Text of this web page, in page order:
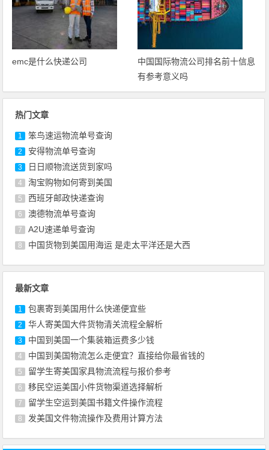
emc是什么快递公司
中国国际物流公司排名前十信息
有参考意义吗
热门文章
1 笨鸟速运物流单号查询
2 安得物流单号查询
3 日日顺物流送货到家吗
4 淘宝购物如何寄到美国
5 西班牙邮政快递查询
6 澳德物流单号查询
7 A2U速递单号查询
8 中国货物到美国用海运 是走太平洋还是大西
最新文章
1 包裹寄到美国用什么快递便宜些
2 华人寄美国大件货物清关流程全解析
3 中国到美国一个集装箱运费多少钱
4 中国到美国物流怎么走便宜？直接给你最省钱的
5 留学生寄美国家具物流流程与报价参考
6 移民空运美国小件货物渠道选择解析
7 留学生空运到美国书籍文件操作流程
8 发美国文件物流操作及费用计算方法